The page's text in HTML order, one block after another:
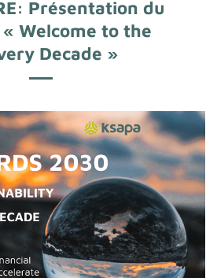
Présentation du
Welcome to the
Decade »